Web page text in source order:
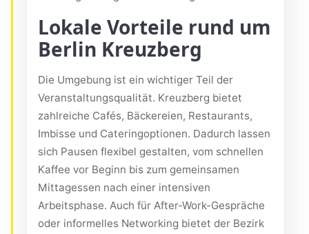
Lokale Vorteile rund um
Berlin Kreuzberg
Die Umgebung ist ein wichtiger Teil der
Veranstaltungsqualität. Kreuzberg bietet
zahlreiche Cafés, Bäckereien, Restaurants,
Imbisse und Cateringoptionen. Dadurch lassen
sich Pausen flexibel gestalten, vom schnellen
Kaffee vor Beginn bis zum gemeinsamen
Mittagessen nach einer intensiven
Arbeitsphase. Auch für After-Work-Gespräche
oder informelles Networking bietet der Bezirk